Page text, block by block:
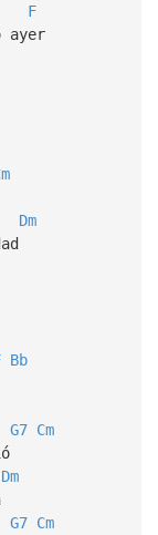
F
ayer
Dm
Bb
G7 Cm
Dm
G7 Cm